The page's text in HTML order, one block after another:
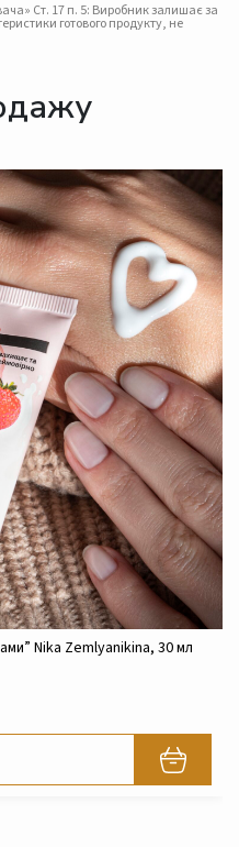
Ст. 17 п. 5: Виробник залишає за
готового продукту, не
реконструюючий живильний для
Детальніше